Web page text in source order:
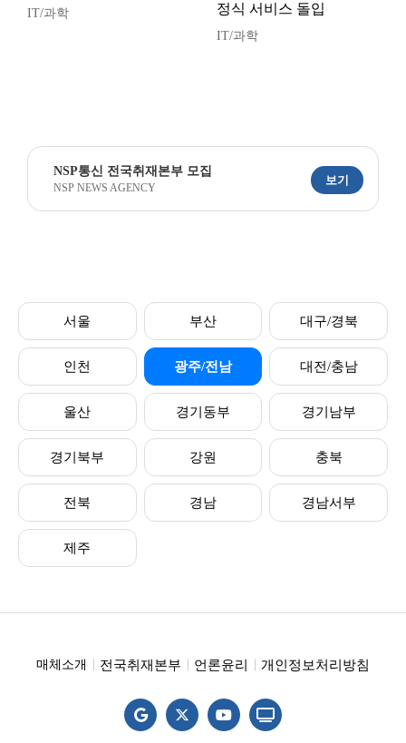
IT/과학
정식 서비스 돌입
IT/과학
NSP통신 전국취재본부 모집
NSP NEWS AGENCY
보기
서울 부산 대구/경북
인천 광주/전남 대전/충남
울산 경기동부 경기남부
경기북부 강원 충북
전북 경남 경남서부
제주
매체소개 전국취재본부 언론윤리 개인정보처리방침